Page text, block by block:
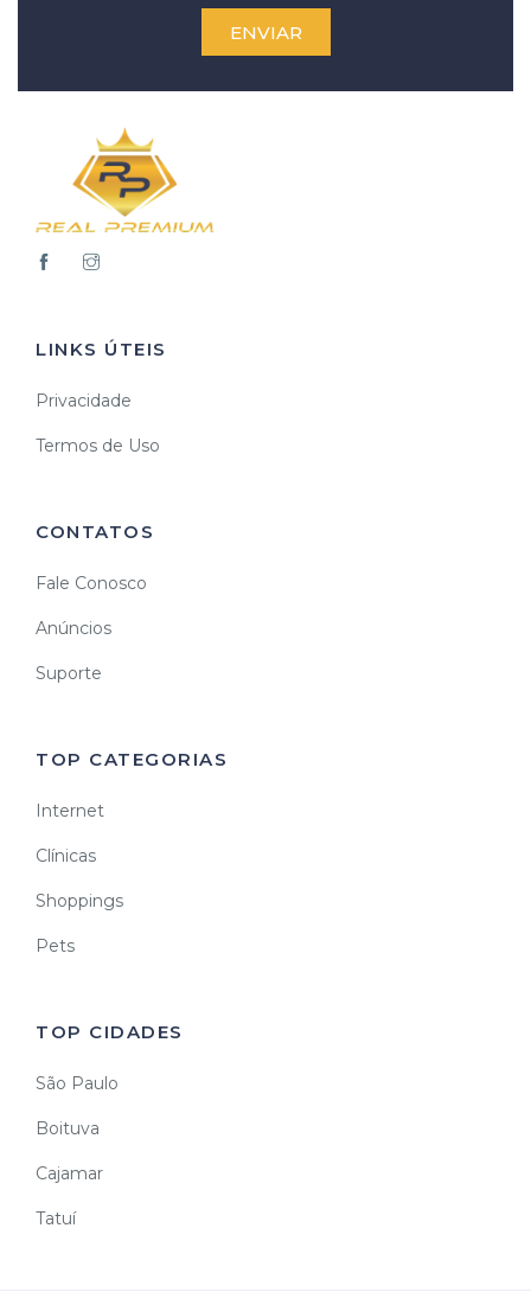
ENVIAR
LINKS ÚTEIS
Privacidade
Termos de Uso
CONTATOS
Fale Conosco
Anúncios
Suporte
TOP CATEGORIAS
Internet
Clínicas
Shoppings
Pets
TOP CIDADES
São Paulo
Boituva
Cajamar
Tatuí